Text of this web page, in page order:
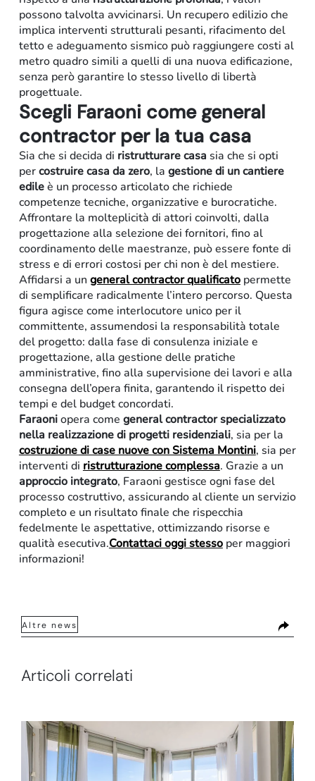
possono talvolta avvicinarsi. Un recupero edilizio che
implica interventi strutturali pesanti, rifacimento del
tetto e adeguamento sismico può raggiungere costi al
metro quadro simili a quelli di una nuova edificazione,
senza però garantire lo stesso livello di libertà
progettuale.
Scegli Faraoni come general
contractor per la tua casa
Sia che si decida di ristrutturare casa sia che si opti
percostruire casa da zero, la gestione di un cantiere
edileè un processo articolato che richiede
competenze tecniche, organizzative e burocratiche.
Affrontare la molteplicità di attori coinvolti, dalla
progettazione alla selezione dei fornitori, fino al
coordinamento delle maestranze, può essere fonte di
stress e di errori costosi per chi non è del mestiere.
Affidarsi a un general contractor qualificatopermette
di semplificare radicalmente l’intero percorso. Questa
figura agisce come interlocutore unico per il
committente, assumendosi la responsabilità totale
del progetto: dalla fase di consulenza iniziale e
progettazione, alla gestione delle pratiche
amministrative, fino alla supervisione dei lavori e alla
consegna dell’opera finita, garantendo il rispetto dei
tempi e del budget concordati.
Faraoniopera come general contractor specializzato
nella realizzazione di progetti residenziali, sia per la
costruzione di case nuove con Sistema Montini, sia per
interventi di ristrutturazione complessa. Grazie a un
approccio integrato, Faraoni gestisce ogni fase del
processo costruttivo, assicurando al cliente un servizio
completo e un risultato finale che rispecchia
fedelmente le aspettative, ottimizzando risorse e
qualità esecutiva.Contattaci oggi stesso per maggiori
informazioni!
Altre news
Articoli correlati